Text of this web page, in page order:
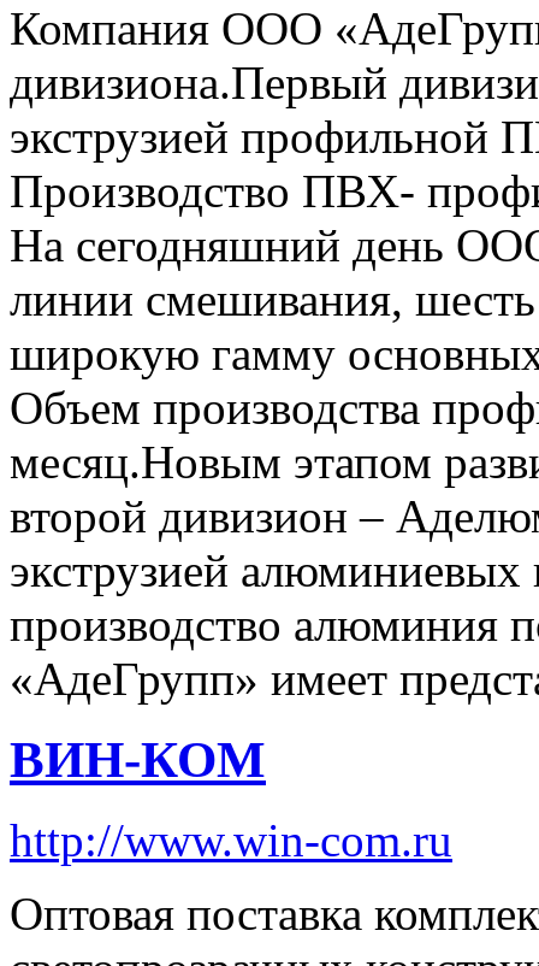
Компания ООО
дивизиона.Первый
экструзией профильной
Производство ПВХ-
На сегодняшний день
линии смешивания,
широкую гамму
Объем производства
месяц.Новым этапом
второй дивизион –
экструзией
производство алюминия
«АдеГрупп» имеет
ВИН-КОМ
http://www.win-com.ru
Оптовая поставка